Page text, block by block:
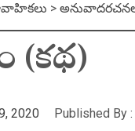
>
(కథ)
2020 Published By :